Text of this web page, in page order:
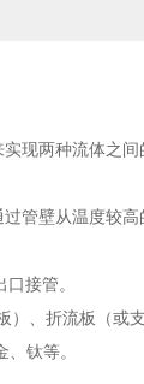
两种流体之间
壁从温度较高
接管。
、折流板（或支
钛等。